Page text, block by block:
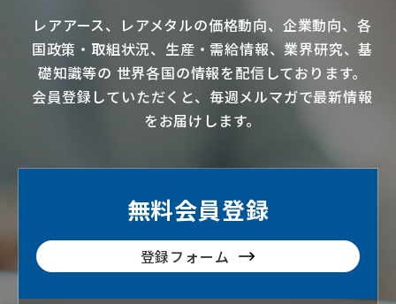
レアアース、 レアメタルの価格動向、企業動向、各
国政策・取組状況、生産・需給情報、業界研究、基
礎知識等の 世界各国の情報を配信 しております。
会員登録していただくと、毎週メルマガで最新情報
をお届けします。
無料会員登録
登録フォーム